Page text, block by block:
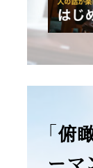
「俯
ーマ